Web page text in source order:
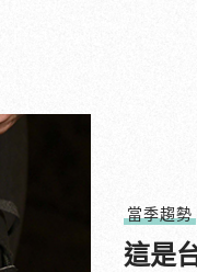
當季趨勢
這是